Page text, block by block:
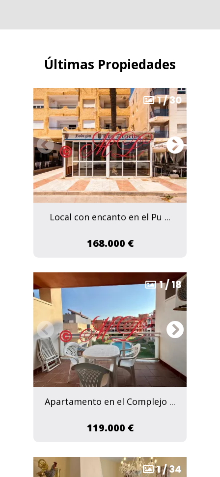
Últimas Propiedades
1/30
Local con encanto en el Pu ...
168.000 €
1/18
Apartamento en el Complejo ...
119.000 €
1/34